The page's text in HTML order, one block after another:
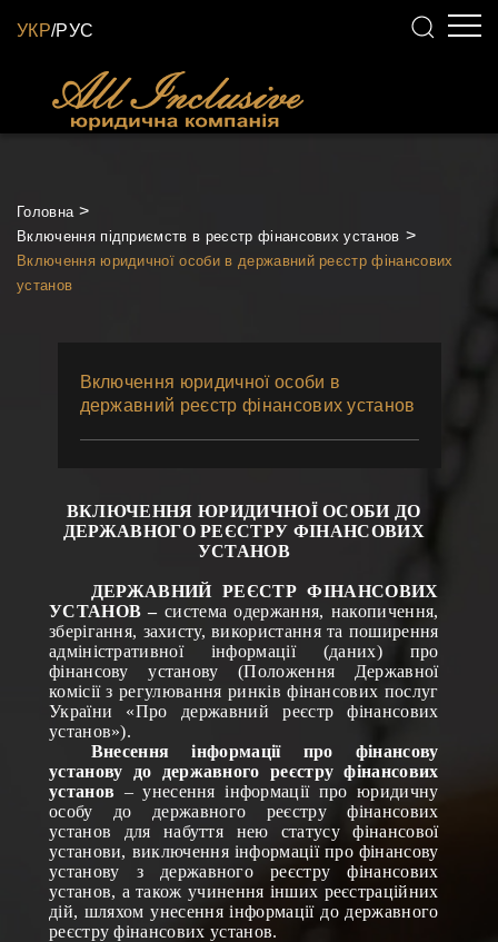
УКР/РУС
Головна
Включення підприємств в реєстр фінансових установ
Включення юридичної особи в державний реєстр фінансових
установ
Включення юридичної особи в
державний реєстр фінансових установ
ВКЛЮЧЕННЯ ЮРИДИЧНОЇ ОСОБИ ДО
ДЕРЖАВНОГО РЕЄСТРУ ФІНАНСОВИХ
УСТАНОВ
ДЕРЖАВНИЙ РЕЄСТР ФІНАНСОВИХ
УСТАНОВ – система одержання, накопичення,
зберігання, захисту, використання та поширення
адміністративної інформації (даних) про
фінансову установу (Положення Державної
комісії з регулювання ринків фінансових послуг
України «Про державний реєстр фінансових
установ»).
Внесення інформації про фінансову
установу до державного реєстру фінансових
установ – унесення інформації про юридичну
особу до державного реєстру фінансових
установ для набуття нею статусу фінансової
установи, виключення інформації про фінансову
установу з державного реєстру фінансових
установ, а також учинення інших реєстраційних
дій, шляхом унесення інформації до державного
реєстру фінансових установ.